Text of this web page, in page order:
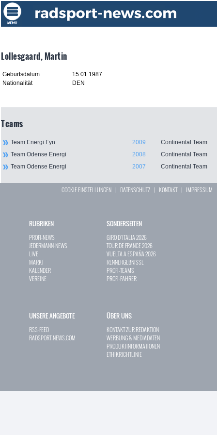
Lollesgaard, Martin
Geburtsdatum
15.01.1987
Nationalität
DEN
Teams
Team Energi Fyn 2009
Continental Team
Team Odense Energi
2008
Continental Team
Team Odense Energi
2007 Continental Team
COOKIE EINSTELLUNGEN | DATENSCHUTZ | KONTAKT| IMPRESSUM
RUBRIKEN
PROFI-NEWS
JEDERMANN-NEWS
LIVE
MARKT
KALENDER
VEREINE
SONDERSEITEN
GIRO D`ITALIA 2026
TOUR DE FRANCE 2026
VUELTA A ESPAÑA 2026
RENNERGEBNISSE
PROFI-TEAMS
PROFI-FAHRER
UNSERE ANGEBOTE
RSS-FEED
RADSPORT-NEWS.COM
ÜBER UNS
KONTAKT ZUR REDAKTION
WERBUNG & MEDIADATEN
PRODUKTINFORMATIONEN
ETHIKRICHTLINIE